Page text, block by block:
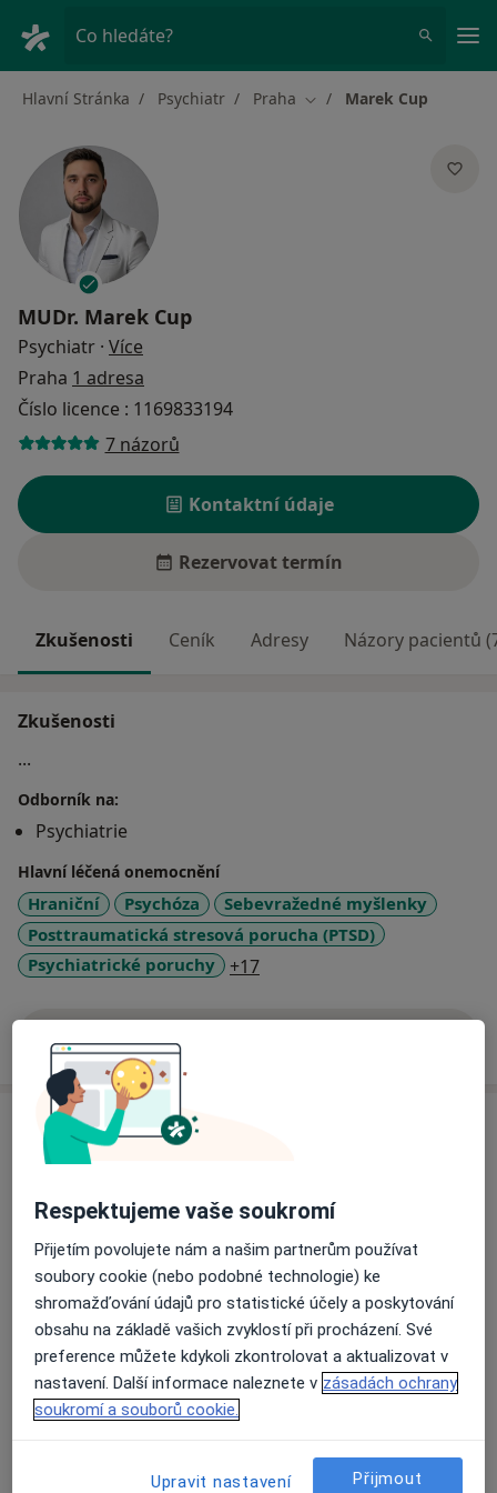
Co hledáte?
Hlavní Stránka Psychiatr Praha Změna města
Marek Cup
MUDr. Marek Cup
Psychiatr · Více
Praha 1 adresa
Číslo licence : 1169833194
7 názorů
Kontaktní údaje
Rezervovat termín
Zkušenosti Ceník Adresy Názory pacientů
Zkušenosti
...
Odborník na:
Psychiatrie
Hlavní léčená onemocnění
Hraniční Psychóza
Sebevražedné myšlenky
Posttraumatická stresová porucha (PTSD)
Psychiatrické poruchy
+17a11y_sr_more_diseases
Služby a ceník služeb
Psychoanalýza
Farmakoterapie
Detaily
Klinická studie
Detaily
Krizová intervence
Respektujeme vaše soukromí
Přijetím povolujete nám a našim partnerům používat
soubory cookie (nebo podobné technologie) ke
shromažďování údajů pro statistické účely a poskytování
obsahu na základě vašich zvyklostí při procházení. Své
preference můžete kdykoli zkontrolovat a aktualizovat v
nastavení. Další informace naleznete v zásadách ochrany
soukromí a souborů cookie.
Upravit nastavení Přijmout